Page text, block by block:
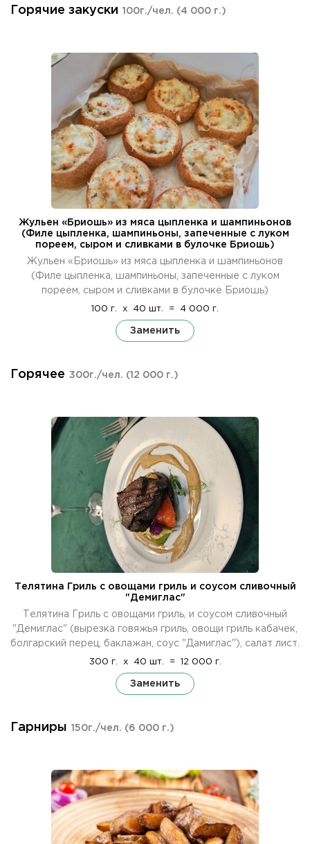
Горячие закуски 100г./чел. (4 000 г.)
Жульен «Бриошь» из мяса цыпленка и шампиньонов
(Филе цыпленка, шампиньоны, запеченные с луком
пореем, сыром и сливками в булочке Бриошь)
Жульен «Бриошь» из мяса цыпленка и шампиньонов
(Филе цыпленка, шампиньоны, запеченные с луком
пореем, сыром и сливками в булочке Бриошь)
100 г. x 40 шт. = 4 000 г.
Заменить
Горячее 300г./чел. (12 000 г.)
Телятина Гриль с овощами гриль и соусом сливочный
"Демиглас"
Телятина Гриль с овощами гриль, и соусом сливочный
"Демиглас" (вырезка говяжья гриль, овощи гриль кабачек,
болгарский перец, баклажан, соус "Дамиглас"), салат лист.
300 г. x 40 шт. = 12 000 г.
Заменить
Гарниры 150г./чел. (6 000 г.)